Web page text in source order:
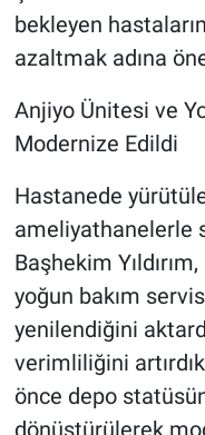
bekleyen
azaltmak adına
Anjiyo Ünitesi ve
Modernize Edildi
Hastanede
ameliyathanelerle
Başhekim
yoğun bakım
yenilendiğini
verimliliğini
önce depo
dönüştürülerek